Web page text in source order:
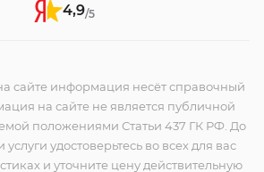
4,9/5
сайте информация несёт справочный
на сайте не является публичной
положениями Статьи 437 ГК РФ. До
удостоверьтесь во всех для вас
и уточните цену действительную